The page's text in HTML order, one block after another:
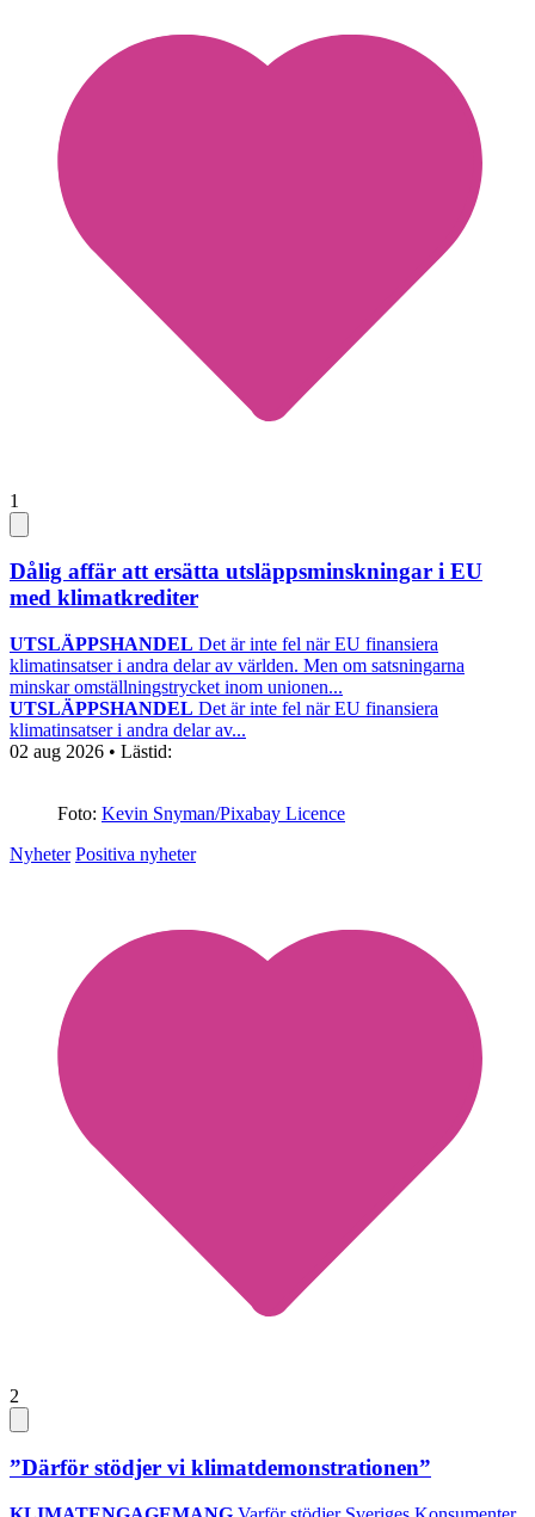
1
Dålig affär att ersätta utsläppsminskningar i EU
med klimatkrediter
UTSLÄPPSHANDEL Det är inte fel när EU finansiera
klimatinsatser i andra delar av världen. Men om satsningarna
minskar omställningstrycket inom unionen...
UTSLÄPPSHANDEL Det är inte fel när EU finansiera
klimatinsatser i andra delar av...
02 aug 2026 • Lästid:
Foto: Kevin Snyman/Pixabay Licence
Nyheter Positiva nyheter
2
”Därför stödjer vi klimatdemonstrationen”